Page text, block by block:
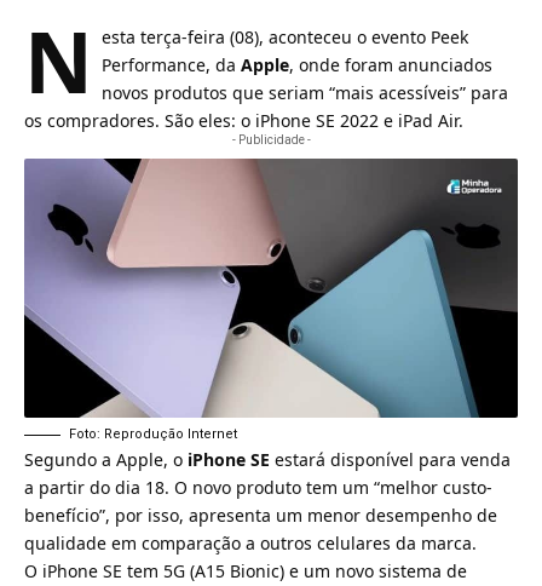
N
esta terça-feira (08), aconteceu o evento Peek
Performance, da Apple, onde foram anunciados
novos produtos que seriam “mais acessíveis” para
os compradores. São eles: o iPhone SE 2022 e iPad Air.
- Publicidade -
Foto: Reprodução Internet
Segundo a Apple, o iPhone SE estará disponível para venda
a partir do dia 18. O novo produto tem um “melhor custo-
benefício”, por isso, apresenta um menor desempenho de
qualidade em comparação a outros celulares da marca.
O iPhone SE tem 5G (A15 Bionic) e um novo sistema de